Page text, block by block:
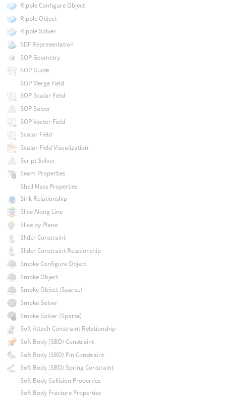
Ripple Configure Object
Ripple Object
Ripple Solver
SDF Representation
SOP Geometry
SOP Guide
SOP Merge Field
SOP Scalar Field
SOP Solver
SOP Vector Field
Scalar Field
Scalar Field Visualization
Script Solver
Seam Properties
Shell Mass Properties
Sink Relationship
Slice Along Line
Slice by Plane
Slider Constraint
Slider Constraint Relationship
Smoke Configure Object
Smoke Object
Smoke Object (Sparse)
Smoke Solver
Smoke Solver (Sparse)
Soft Attach Constraint Relationship
Soft Body (SBD) Constraint
Soft Body (SBD) Pin Constraint
Soft Body (SBD) Spring Constraint
Soft Body Collision Properties
Soft Body Fracture Properties